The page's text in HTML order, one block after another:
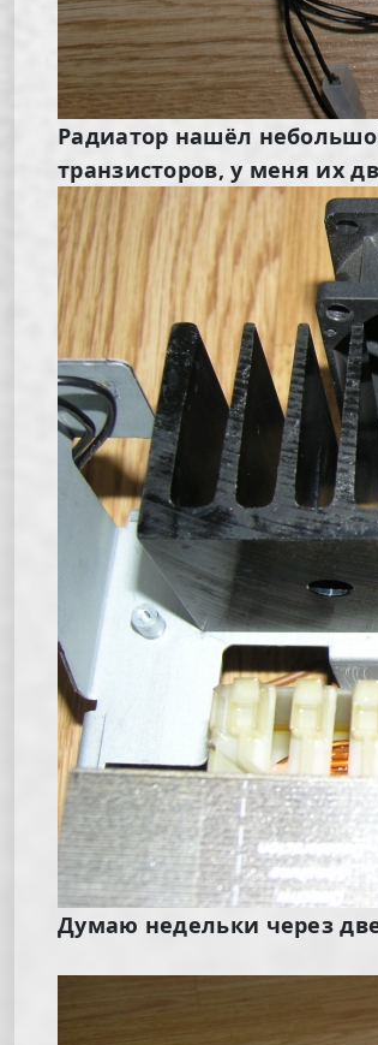
Радиатор нашёл
транзисторов, у меня их
Думаю недельки через